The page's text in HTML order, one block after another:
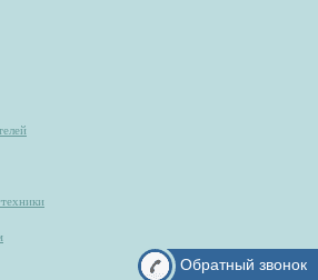
Обратный звонок